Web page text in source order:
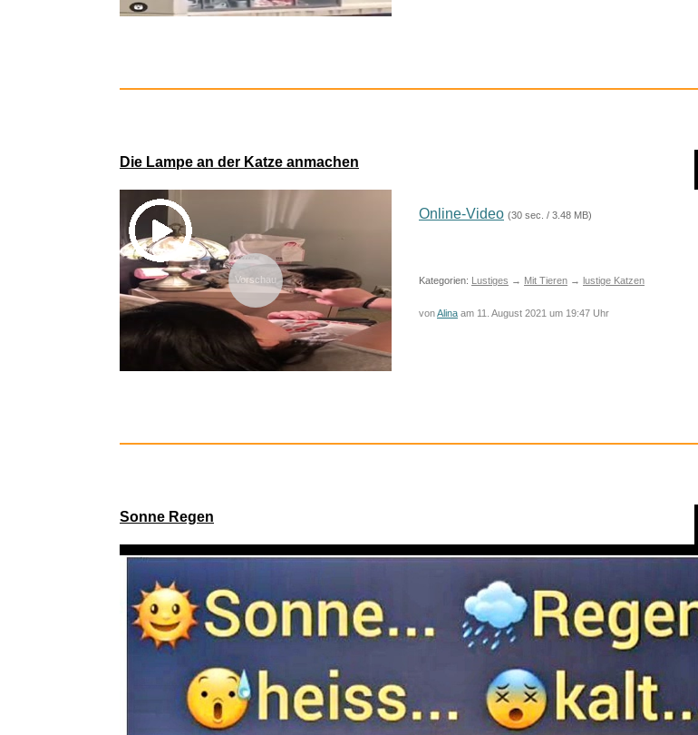
Somewhere (Ausschnitte aus:
Solarfilter Bogen 100x100mm
f&...
Die Lampe an der Katze anmachen
Vorschau
Online-Video (30 sec. / 3.48 MB)
Kategorien: Lustiges → Mit Tieren → lustige Katzen
vonAlina am 11. August 2021 um 19:47 Uhr
Sonne Regen